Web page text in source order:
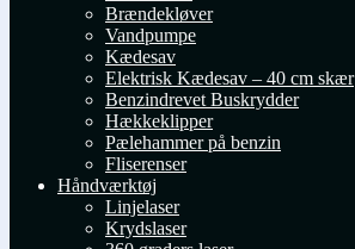
Brændekløver
Vandpumpe
Kædesav
Elektrisk Kædesav – 40 cm skær
Benzindrevet Buskrydder
Hækkeklipper
Pælehammer på benzin
Fliserenser
Håndværktøj
Linjelaser
Krydslaser